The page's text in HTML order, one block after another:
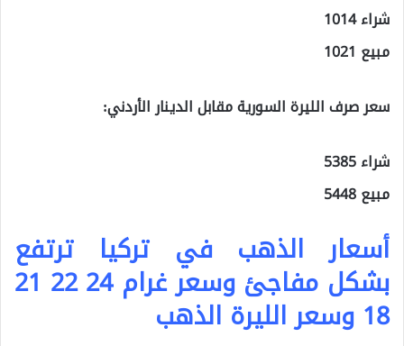
شراء 1014
مبيع 1021
سعر صرف الليرة السورية مقابل الدينار الأردني:
شراء 5385
مبيع 5448
أسعار الذهب في تركيا ترتفع
بشكل مفاجئ وسعر غرام 24 22 21
18 وسعر الليرة الذهب